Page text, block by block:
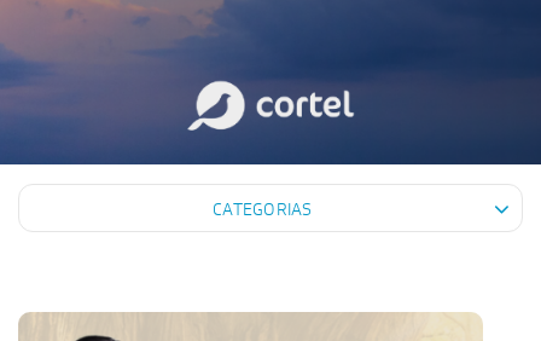
CATEGORIAS